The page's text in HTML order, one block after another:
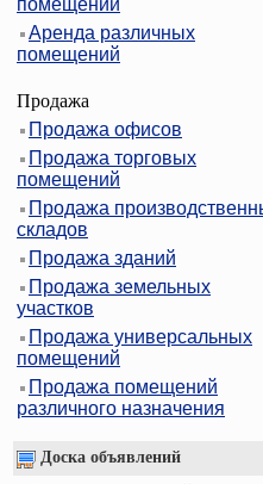
помещений
Аренда различных
помещений
Продажа
Продажа офисов
Продажа торговых
помещений
Продажа
складов
Продажа зданий
Продажа земельных
участков
Продажа универсальных
помещений
Продажа помещений
различного назначения
Доска объявлений